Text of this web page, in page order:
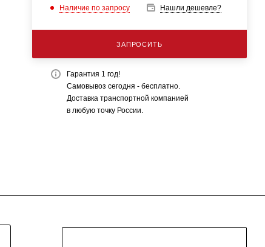
Наличие по запросу Нашли дешевле?
ЗАПРОСИТЬ
Гарантия 1 год!
Самовывоз сегодня - бесплатно.
Доставка транспортной компанией
в любую точку России.